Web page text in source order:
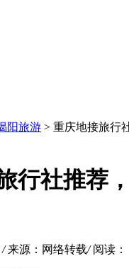
阳旅游 > 重庆地接旅行
行社推荐
/ 来源：网络转载/ 阅读：